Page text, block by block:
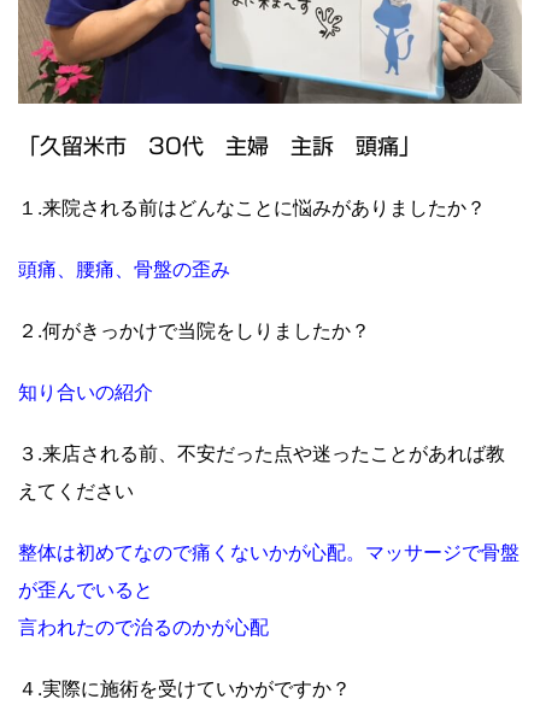
「久留米市 30代 主婦 主訴 頭痛」
１.来院される前はどんなことに悩みがありましたか？
頭痛、腰痛、骨盤の歪み
２.何がきっかけで当院をしりましたか？
知り合いの紹介
３.来店される前、不安だった点や迷ったことがあれば教
えてください
整体は初めてなので痛くないかが心配。マッサージで骨盤
が歪んでいると
言われたので治るのかが心配
４.実際に施術を受けていかがですか？